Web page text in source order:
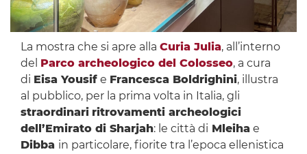
La mostra che si apre alla Curia Julia, all’interno
del Parco archeologico del Colosseo, a cura
di Eisa Yousife Francesca Boldrighini, illustra
al pubblico, per la prima volta in Italia, gli
straordinari ritrovamenti archeologici
dell’Emirato di Sharjah: le città di Mleiha e
Dibba in particolare, fiorite tra l’epoca ellenistica